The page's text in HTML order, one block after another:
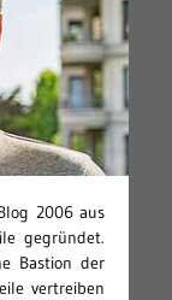
2006 aus
gegründet.
Bastion der
vertreiben